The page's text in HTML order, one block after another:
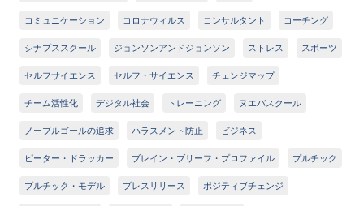
コミュニケーション コロナウィルス コンサルタント コーチング
シナプススクール ジョンソンアンドジョンソン ストレス スポーツ
セルフサイエンス セルフ・サイエンス チェンジマップ
チーム活性化 デジタル社会 トレーニング ヌエバスクール
ノーブルゴールの追求 ハラスメント防止 ビジネス
ピーター・ドラッカー ブレイン・ブリーフ・プロファイル プルチック
プルチック・モデル プレスリリース ポジティブチェンジ